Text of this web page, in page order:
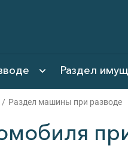
Раздел
/ Раздел машины при разводе